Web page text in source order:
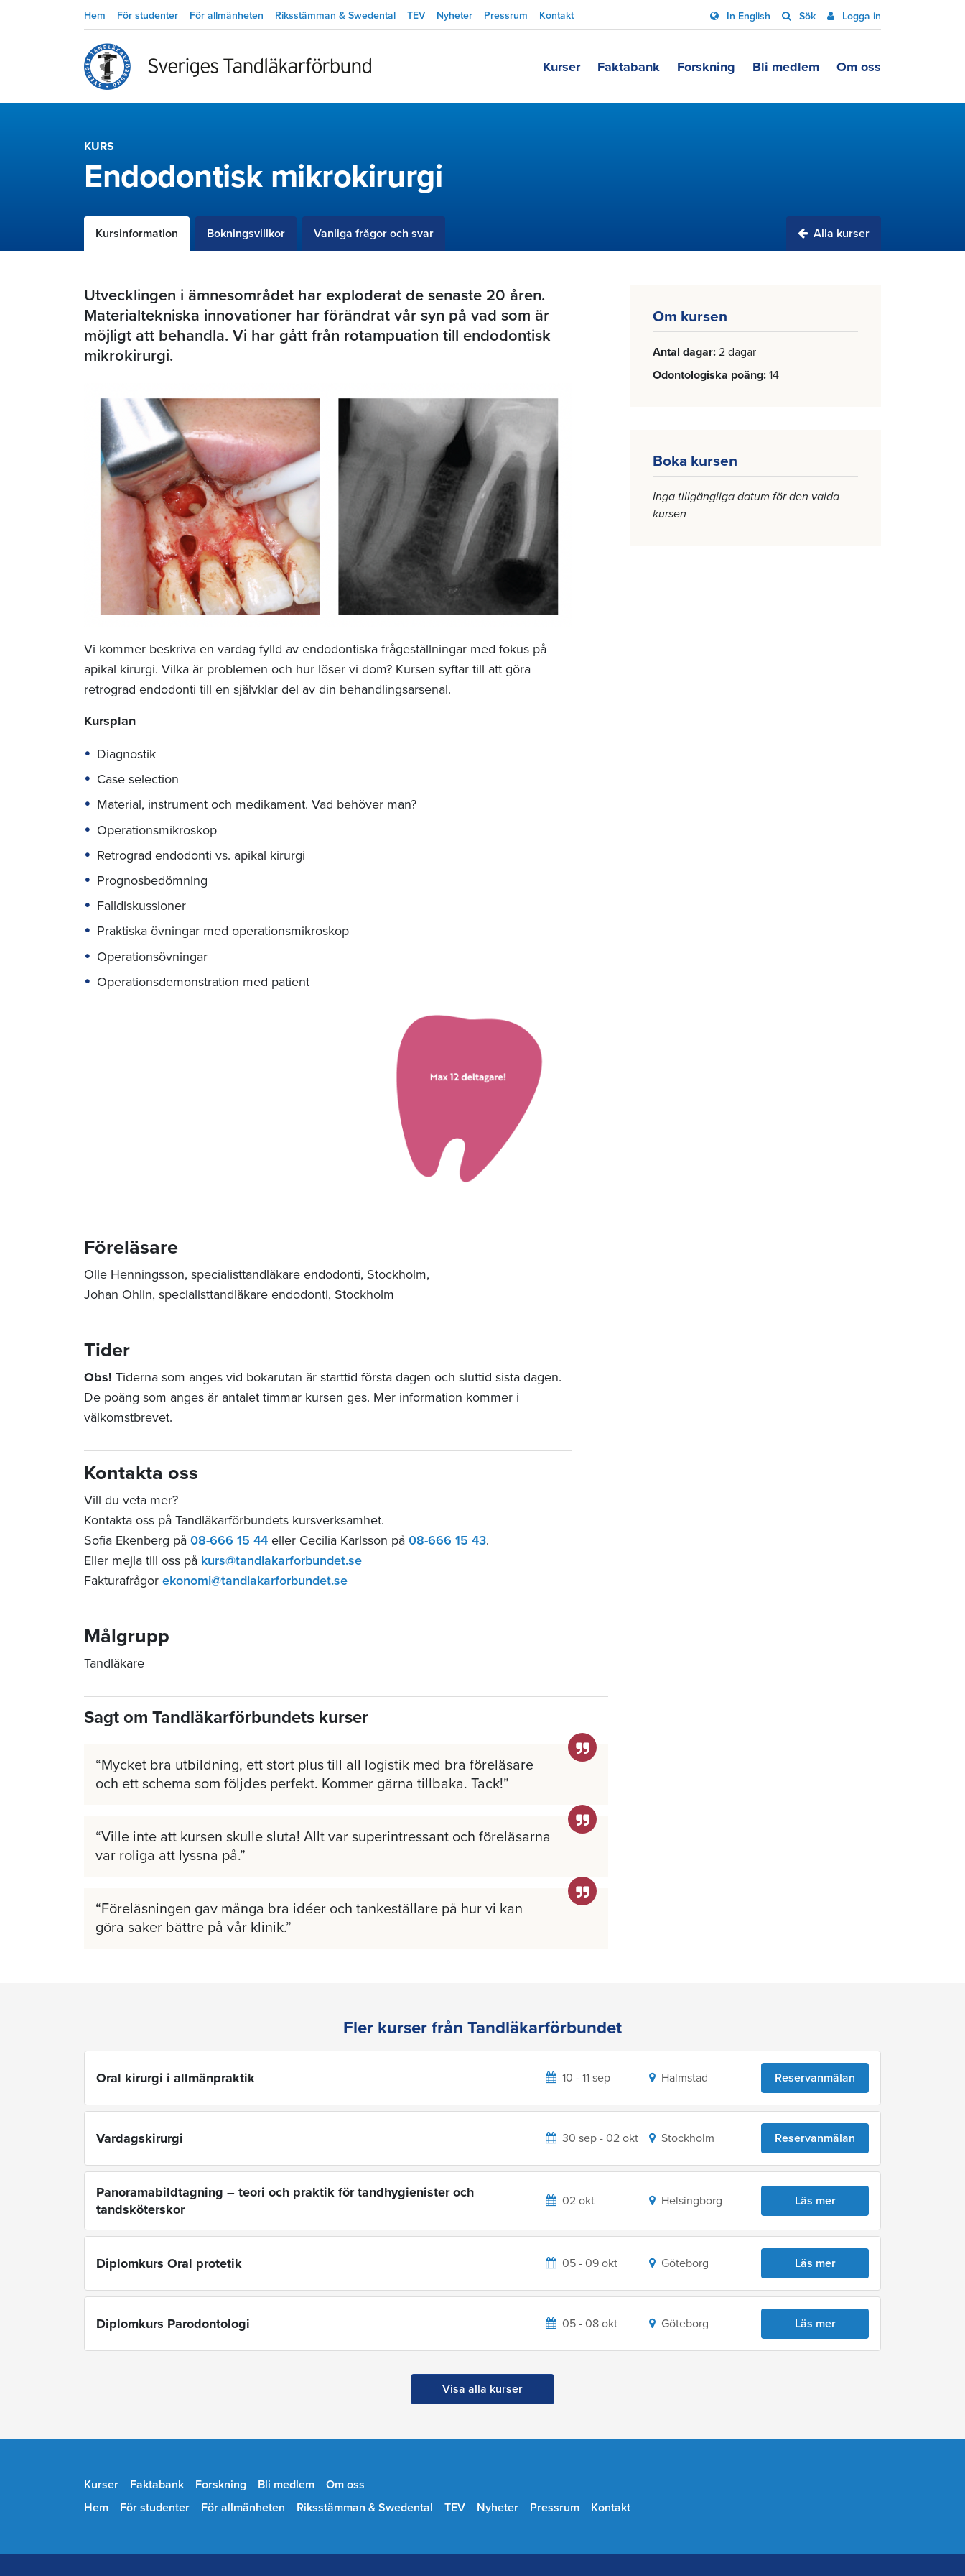
Hem För studenter För allmänheten Riksstämman & Swedental TEV Nyheter Pressrum Kontakt In English Sök Logga in
Kurser Faktabank Forskning Bli medlem Om oss
KURS
Endodontisk mikrokirurgi
Kursinformation Bokningsvillkor Vanliga frågor och svar Alla kurser
Om kursen
Antal dagar 2 dagar
Odontologiska poäng 14
Boka kursen
Inga tillgängliga datum för den valda
kursen
Utvecklingen i ämnesområdet har exploderat de senaste 20 åren.
Materialtekniska innovationer har förändrat vår syn på vad som är
möjligt att behandla. Vi har gått från rotampuation till endodontisk
mikrokirurgi.
Vi kommer beskriva en vardag fylld av endodontiska frågeställningar med fokus på
apikal kirurgi. Vilka är problemen och hur löser vi dom? Kursen syftar till att göra
retrograd endodonti till en självklar del av din behandlingsarsenal.
Kursplan
Diagnostik
Case selection
Material, instrument och medikament. Vad behöver man?
Operationsmikroskop
Retrograd endodonti vs. apikal kirurgi
Prognosbedömning
Falldiskussioner
Praktiska övningar med operationsmikroskop
Operationsövningar
Operationsdemonstration med patient
Föreläsare
Olle Henningsson, specialisttandläkare endodonti, Stockholm,
Johan Ohlin, specialisttandläkare endodonti, Stockholm
Tider
Obs! Tiderna som anges vid bokarutan är starttid första dagen och sluttid sista dagen.
De poäng som anges är antalet timmar kursen ges. Mer information kommer i
välkomstbrevet.
Kontakta oss
Vill du veta mer?
Kontakta oss på Tandläkarförbundets kursverksamhet.
Sofia Ekenberg på 08-666 15 44 eller Cecilia Karlsson på 08-666 15 43.
Eller mejla till oss på kurs@tandlakarforbundet.se
Fakturafrågor ekonomi@tandlakarforbundet.se
Målgrupp
Tandläkare
Sagt om Tandläkarförbundets kurser
Mycket bra utbildning, ett stort plus till all logistik med bra föreläsare
och ett schema som följdes perfekt. Kommer gärna tillbaka. Tack!
Ville inte att kursen skulle sluta! Allt var superintressant och föreläsarna
var roliga att lyssna på.
Föreläsningen gav många bra idéer och tankeställare på hur vi kan
göra saker bättre på vår klinik.
Fler kurser från Tandläkarförbundet
Oral kirurgi i allmänpraktik 10 - 11 sep Halmstad Reservanmälan
Vardagskirurgi 30 sep - 02 okt Stockholm Reservanmälan
Panoramabildtagning – teori och praktik för tandhygienister och
tandsköterskor
02 okt Helsingborg Läs mer
Diplomkurs Oral protetik 05 - 09 okt Göteborg Läs mer
Diplomkurs Parodontologi 05 - 08 okt Göteborg Läs mer
Visa alla kurser
Kurser Faktabank Forskning Bli medlem
Om oss
Hem
För studenter För allmänheten Riksstämman & Swedental TEV Nyheter Pressrum Kontakt